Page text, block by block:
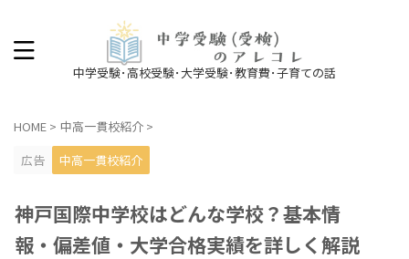
中学受験･高校受験･大学受験･教育費･子育ての話
HOME > 中高一貫校紹介 >
広告
中高一貫校紹介
神戸国際中学校はどんな学校？基本情
報・偏差値・大学合格実績を詳しく解説